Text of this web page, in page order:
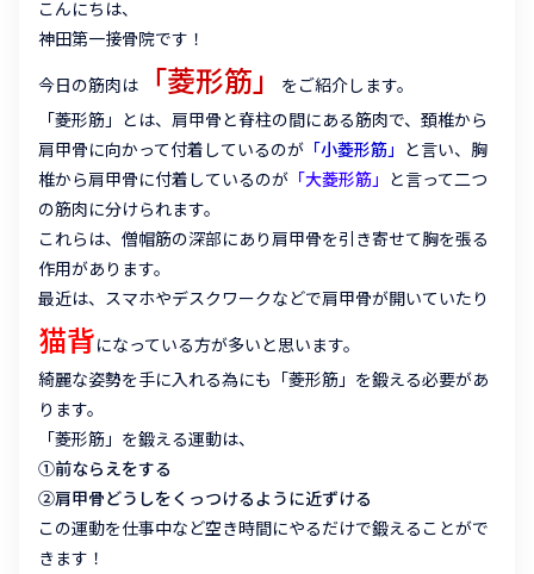
こんにちは、
神田第一接骨院です！
今日の筋肉は
「菱形筋」
をご紹介します。
「菱形筋」とは、肩甲骨と脊柱の間にある筋肉で、頚椎から
肩甲骨に向かって付着しているのが 「小菱形筋」 と言い、胸
椎から肩甲骨に付着しているのが 「大菱形筋」 と言って二つ
の筋肉に分けられます。
これらは、僧帽筋の深部にあり肩甲骨を引き寄せて胸を張る
作用があります。
最近は、スマホやデスクワークなどで肩甲骨が開いていたり
猫背になっている方が多いと思います。
綺麗な姿勢を手に入れる為にも「菱形筋」を鍛える必要があ
ります。
「菱形筋」を鍛える運動は、
①前ならえをする
②肩甲骨どうしをくっつけるように近ずける
この運動を仕事中など空き時間にやるだけで鍛えることがで
きます！